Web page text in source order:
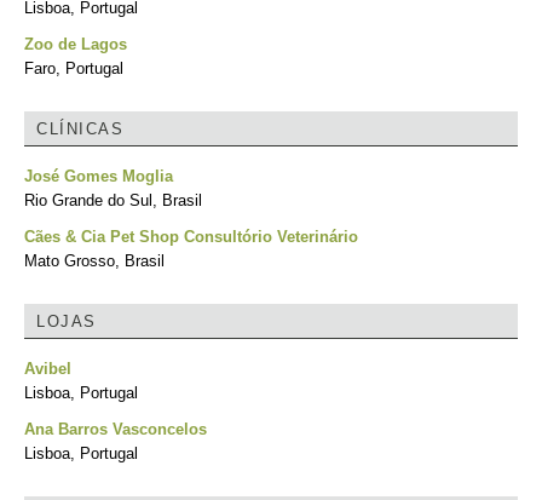
Lisboa, Portugal
Zoo de Lagos
Faro, Portugal
CLÍNICAS
José Gomes Moglia
Rio Grande do Sul, Brasil
Cães & Cia Pet Shop Consultório Veterinário
Mato Grosso, Brasil
LOJAS
Avibel
Lisboa, Portugal
Ana Barros Vasconcelos
Lisboa, Portugal